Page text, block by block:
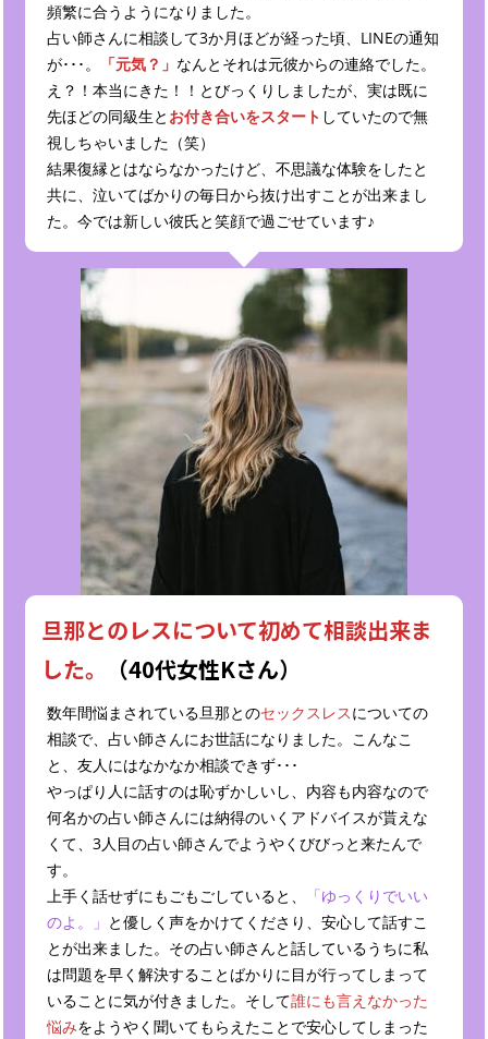
頻繁に合うようになりました。
占い師さんに相談して3か月ほどが経った頃、LINEの通知
が･･･。
「元気？」 なんとそれは元彼からの連絡でした。
え？！本当にきた！！とびっくりしましたが、実は既に
先ほどの同級生と お付き合いをスタート していたので無
視しちゃいました（笑）
結果復縁とはならなかったけど、不思議な体験をしたと
共に、泣いてばかりの毎日から抜け出すことが出来まし
た。今では新しい彼氏と笑顔で過ごせています♪
旦那とのレスについて初めて相談出来ま
した。
（40代女性Kさん）
数年間悩まされている旦那とのセックスレスについての
相談で、占い師さんにお世話になりました。こんなこ
と、友人にはなかなか相談できず･･･
やっぱり人に話すのは恥ずかしいし、内容も内容なので
何名かの占い師さんには納得のいくアドバイスが貰えな
くて、3人目の占い師さんでようやくびびっと来たんで
す。
上手く話せずにもごもごしていると、
「ゆっくりでいい
のよ。」 と優しく声をかけてくださり、安心して話すこ
とが出来ました。その占い師さんと話しているうちに私
は問題を早く解決することばかりに目が行ってしまって
いることに気が付きました。そして誰にも言えなかった
悩みをようやく聞いてもらえたことで安心してしまった